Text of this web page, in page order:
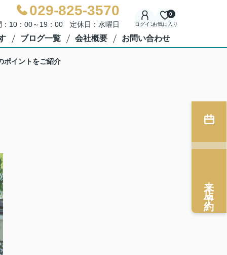
029-825-3570
：10：00～19：00 定休日：水曜日 ログインお気に入り
0
ブログ一覧 会社概要 お問い合わせ
ポイントをご紹介
来店予約